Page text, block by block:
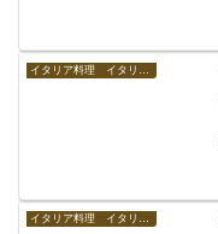
イタリア料理 イタリアの食べ物